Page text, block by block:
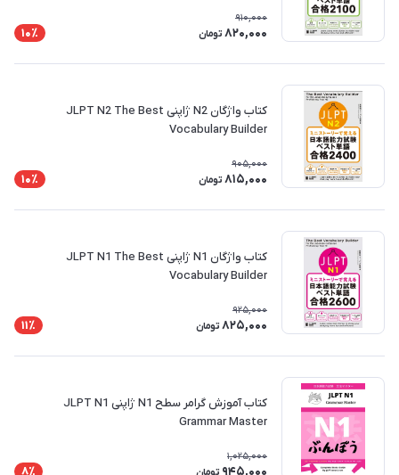
910,000
820,000 تومان 10٪
کتاب واژگان N2 ژاپنی JLPT N2 The Best
Vocabulary Builder
905,000
815,000 تومان 10٪
کتاب واژگان N1 ژاپنی JLPT N1 The Best
Vocabulary Builder
925,000
825,000 تومان 11٪
کتاب آموزش گرامر سطح N1 ژاپنی JLPT N1
Grammar Master
1,025,000
تومان 8٪